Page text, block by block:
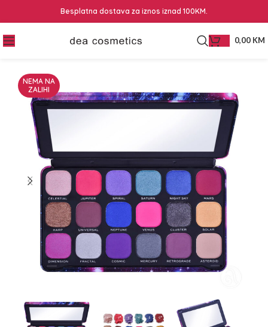
Besplatna dostava za iznos iznad 100KM.
0,00 KM
NEMA NA
ZALIHI